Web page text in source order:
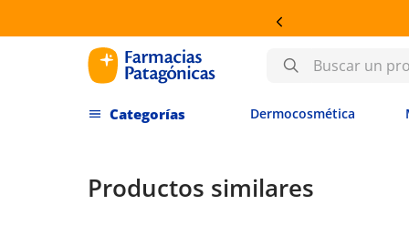
Buscar un producto
Dermocosmética
Productos similares